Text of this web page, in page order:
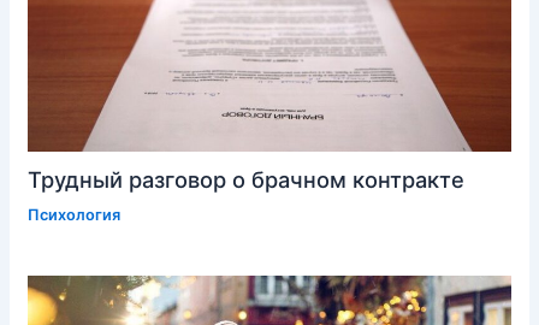
Трудный разговор о брачном контракте
Психология